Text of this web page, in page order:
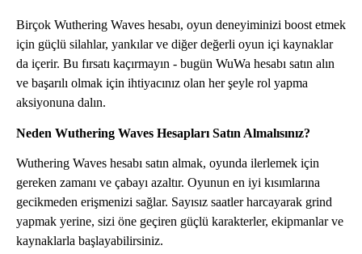
Birçok Wuthering Waves hesabı, oyun deneyiminizi boost etmek
için güçlü silahlar, yankılar ve diğer değerli oyun içi kaynaklar
da içerir. Bu fırsatı kaçırmayın - bugün WuWa hesabı satın alın
ve başarılı olmak için ihtiyacınız olan her şeyle rol yapma
aksiyonuna dalın.
Neden Wuthering Waves Hesapları Satın Almalısınız?
Wuthering Waves hesabı satın almak, oyunda ilerlemek için
gereken zamanı ve çabayı azaltır. Oyunun en iyi kısımlarına
gecikmeden erişmenizi sağlar. Sayısız saatler harcayarak grind
yapmak yerine, sizi öne geçiren güçlü karakterler, ekipmanlar ve
kaynaklarla başlayabilirsiniz.